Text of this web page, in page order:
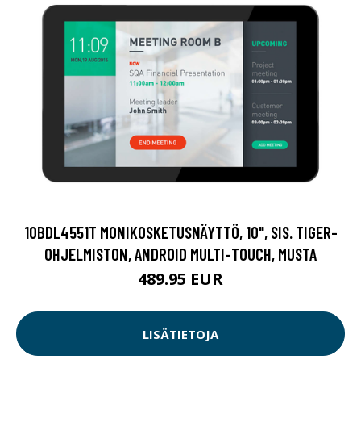
10BDL4551T MONIKOSKETUSNÄYTTÖ, 10", SIS. TIGER-
OHJELMISTON, ANDROID MULTI-TOUCH, MUSTA
489.95 EUR
LISÄTIETOJA